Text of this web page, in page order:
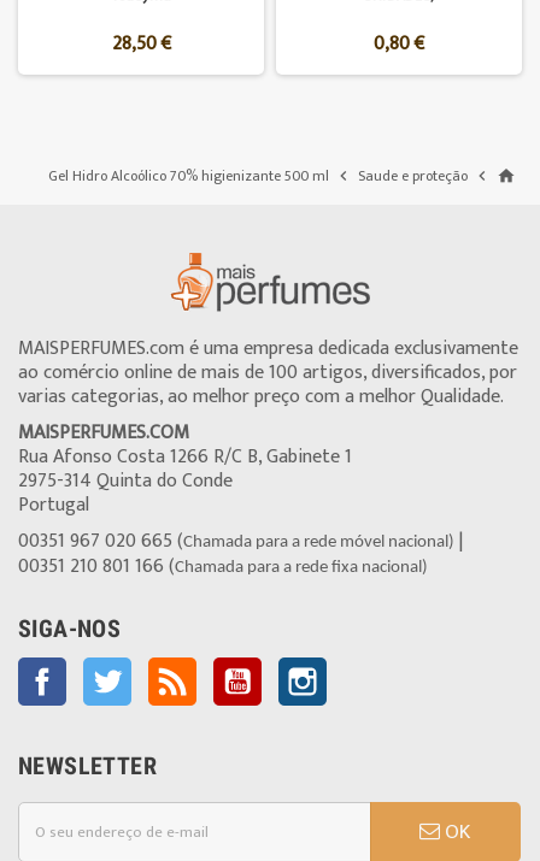
28,50 € 0,80 €
home

Saude e proteção

Gel Hidro Alcoólico 70% higienizante 500 ml
MAISPERFUMES.com é uma empresa dedicada exclusivamente
ao comércio online de mais de 100 artigos, diversificados, por
varias categorias, ao melhor preço com a melhor Qualidade.
MAISPERFUMES.COM
Rua Afonso Costa 1266 R/C B, Gabinete 1
2975-314 Quinta do Conde
Portugal
00351 967 020 665 (Chamada para a rede móvel nacional) |
00351 210 801 166 (Chamada para a rede fixa nacional)
SIGA-NOS
Facebook Twitter Rss YouTube
NEWSLETTER
OK